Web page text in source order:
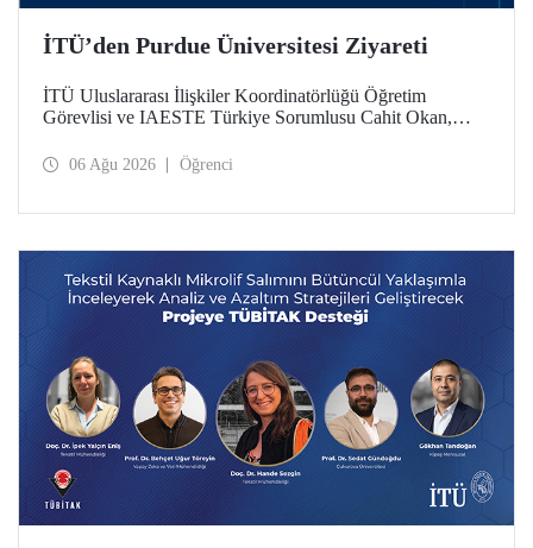
İTÜ’den Purdue Üniversitesi Ziyareti
İTÜ Uluslararası İlişkiler Koordinatörlüğü Öğretim
Görevlisi ve IAESTE Türkiye Sorumlusu Cahit Okan,
Temmuz tarihlerinde ABD’de dünyanın önde gelen
06 Ağu 2026 Öğrenci